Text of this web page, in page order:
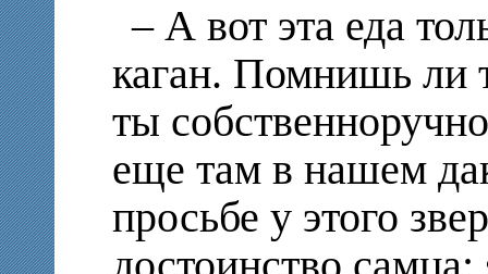
– А вот эта еда
каган. Помнишь ли
ты
еще там в нашем
просьбе у этого